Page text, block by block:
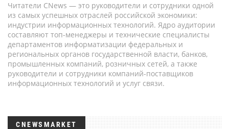
Читатели CNews — это руководители и сотрудники одной
из самых успешных отраслей российской экономики:
индустрии информационных технологий. Ядро аудитории
составляют топ-менеджеры и технические специалисты
департаментов информатизации федеральных и
региональных органов государственной власти, банков,
промышленных компаний, розничных сетей, а также
руководители и сотрудники компаний-поставщиков
информационных технологий и услуг связи.
CNEWSMARKET